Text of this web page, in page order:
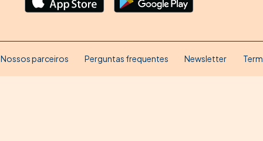
Nossos parceiros Perguntas frequentes Newsletter